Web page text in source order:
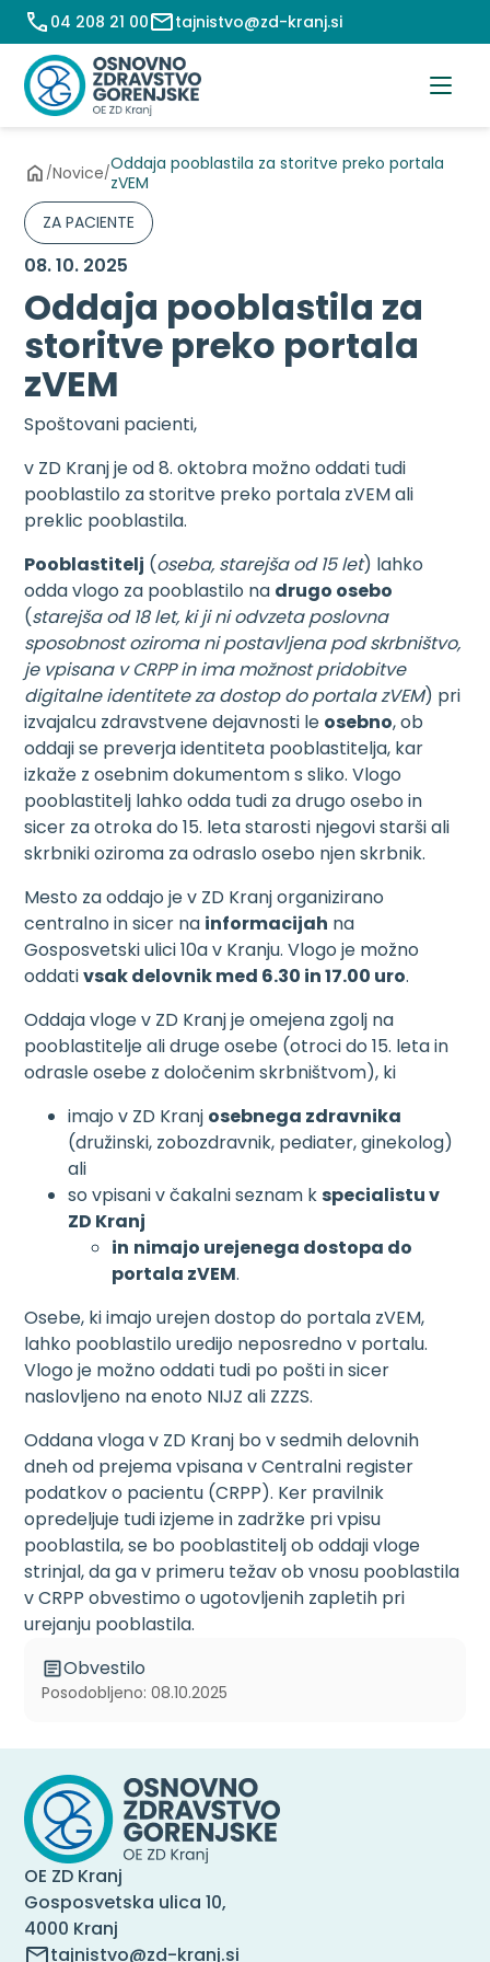
Preskoči
na
vsebino
04 208 21 00 tajnistvo@zd-kranj.si
/Novice/Oddaja pooblastila za storitve preko portala
zVEM
ZA PACIENTE
08. 10. 2025
Oddaja pooblastila za
storitve preko portala
zVEM
Spoštovani pacienti,
v ZD Kranj je od 8. oktobra možno oddati tudi
pooblastilo za storitve preko portala zVEM ali
preklic pooblastila.
Pooblastitelj (oseba, starejša od 15 let) lahko
odda vlogo za pooblastilo na drugo osebo
(starejša od 18 let, ki ji ni odvzeta poslovna
sposobnost oziroma ni postavljena pod skrbništvo,
je vpisana v CRPP in ima možnost pridobitve
digitalne identitete za dostop do portala zVEM) pri
izvajalcu zdravstvene dejavnosti le osebno, ob
oddaji se preverja identiteta pooblastitelja, kar
izkaže z osebnim dokumentom s sliko. Vlogo
pooblastitelj lahko odda tudi za drugo osebo in
sicer za otroka do 15. leta starosti njegovi starši ali
skrbniki oziroma za odraslo osebo njen skrbnik.
Mesto za oddajo je v ZD Kranj organizirano
centralno in sicer na informacijah na
Gosposvetski ulici 10a v Kranju. Vlogo je možno
oddativsak delovnik med 6.30 in 17.00 uro.
Oddaja vloge v ZD Kranj je omejena zgolj na
pooblastitelje ali druge osebe (otroci do 15. leta in
odrasle osebe z določenim skrbništvom), ki
imajo v ZD Kranj osebnega zdravnika
(družinski, zobozdravnik, pediater, ginekolog)
ali
so vpisani v čakalni seznam kspecialistu v
ZD Kranj
in nimajo urejenega dostopa do
portala zVEM.
Osebe, ki imajo urejen dostop do portala zVEM,
lahko pooblastilo uredijo neposredno v portalu.
Vlogo je možno oddati tudi po pošti in sicer
naslovljeno na enoto NIJZ ali ZZZS.
Oddana vloga v ZD Kranj bo v sedmih delovnih
dneh od prejema vpisana v Centralni register
podatkov o pacientu (CRPP). Ker pravilnik
opredeljuje tudi izjeme in zadržke pri vpisu
pooblastila, se bo pooblastitelj ob oddaji vloge
strinjal, da ga v primeru težav ob vnosu pooblastila
v CRPP obvestimo o ugotovljenih zapletih pri
urejanju pooblastila.
Obvestilo
Posodobljeno: 08.10.2025
OE ZD Kranj
Gosposvetska ulica 10,
4000 Kranj
tajnistvo@zd-kranj.si